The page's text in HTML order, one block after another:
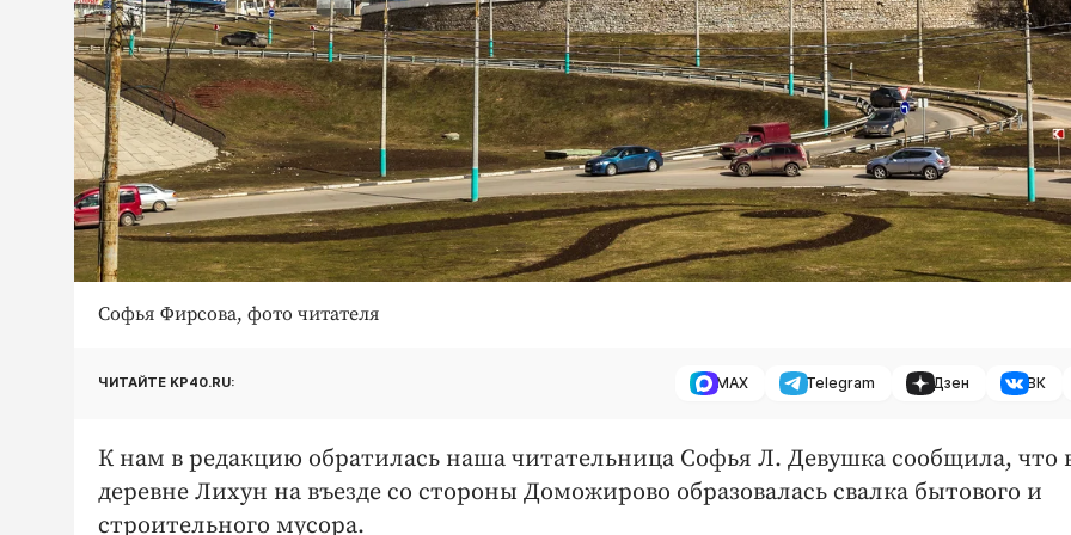
Софья Фирсова, фото читателя
ЧИТАЙТЕ KP40.RU: MAX Telegram Дзен ВК
К нам в редакцию обратилась наша читательница Софья Л. Девушка сообщила, что
деревне Лихун на въезде со стороны Доможирово образовалась свалка бытового и
строительного мусора.